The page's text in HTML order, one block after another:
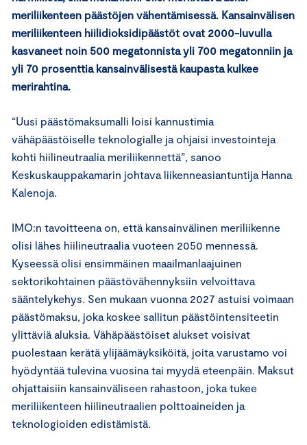
meriliikenteen päästöjen vähentämisessä. Kansainvälisen
meriliikenteen hiilidioksidipäästöt ovat 2000-luvulla
kasvaneet noin 500 megatonnista yli 700 megatonniin ja
yli 70 prosenttia kansainvälisestä kaupasta kulkee
merirahtina.
“Uusi päästömaksumalli loisi kannustimia
vähäpäästöiselle teknologialle ja ohjaisi investointeja
kohti hiilineutraalia meriliikennettä”, sanoo
Keskuskauppakamarin johtava liikenneasiantuntija Hanna
Kalenoja.
IMO:n tavoitteena on, että kansainvälinen meriliikenne
olisi lähes hiilineutraalia vuoteen 2050 mennessä.
Kyseessä olisi ensimmäinen maailmanlaajuinen
sektorikohtainen päästövähennyksiin velvoittava
sääntelykehys. Sen mukaan vuonna 2027 astuisi voimaan
päästömaksu, joka koskee sallitun päästöintensiteetin
ylittäviä aluksia. Vähäpäästöiset alukset voisivat
puolestaan kerätä ylijäämäyksiköitä, joita varustamo voi
hyödyntää tulevina vuosina tai myydä eteenpäin. Maksut
ohjattaisiin kansainväliseen rahastoon, joka tukee
meriliikenteen hiilineutraalien polttoaineiden ja
teknologioiden edistämistä.